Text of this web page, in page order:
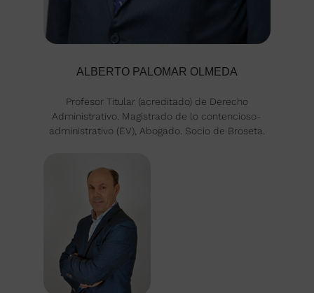
ALBERTO PALOMAR OLMEDA
Profesor Titular (acreditado) de Derecho
Administrativo. Magistrado de lo contencioso-
administrativo (EV), Abogado. Socio de Broseta.